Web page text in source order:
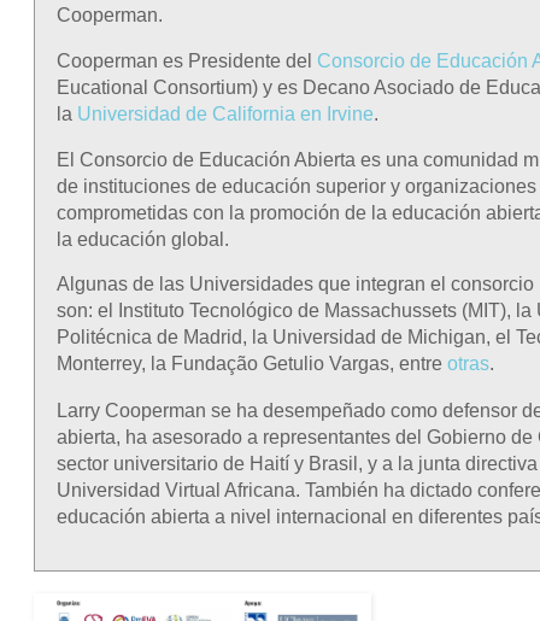
Cooperman.
Cooperman es Presidente del Consorcio de Educación
Eucational Consortium) y es Decano Asociado de
la Universidad de California en Irvine.
El Consorcio de Educación Abierta es una comunidad
de instituciones de educación superior y
comprometidas con la promoción de la educación
la educación global.
Algunas de las Universidades que integran el consorcio
son: el Instituto Tecnológico de Massachussets (MIT), la
Politécnica de Madrid, la Universidad de Michigan, el
Monterrey, la Fundação Getulio Vargas, entre otras.
Larry Cooperman se ha desempeñado como defensor
abierta, ha asesorado a representantes del Gobierno de
sector universitario de Haití y Brasil, y a la junta
Universidad Virtual Africana. También ha dictado
educación abierta a nivel internacional en diferentes